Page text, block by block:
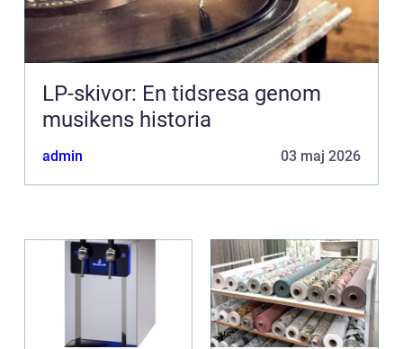
LP-skivor: En tidsresa genom
musikens historia
admin 03 maj 2026